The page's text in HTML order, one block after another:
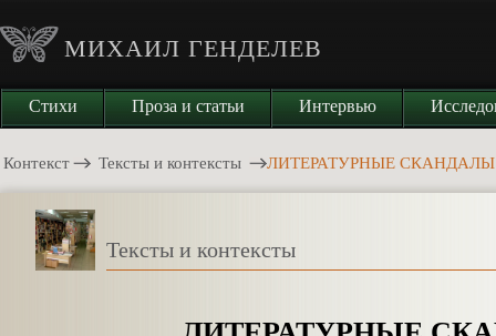
МИХАИЛ ГЕНДЕЛЕВ
Стихи Проза и статьи Интервью
Контекст Тексты и контексты ЛИТЕРАТУРНЫЕ
Тексты и контексты